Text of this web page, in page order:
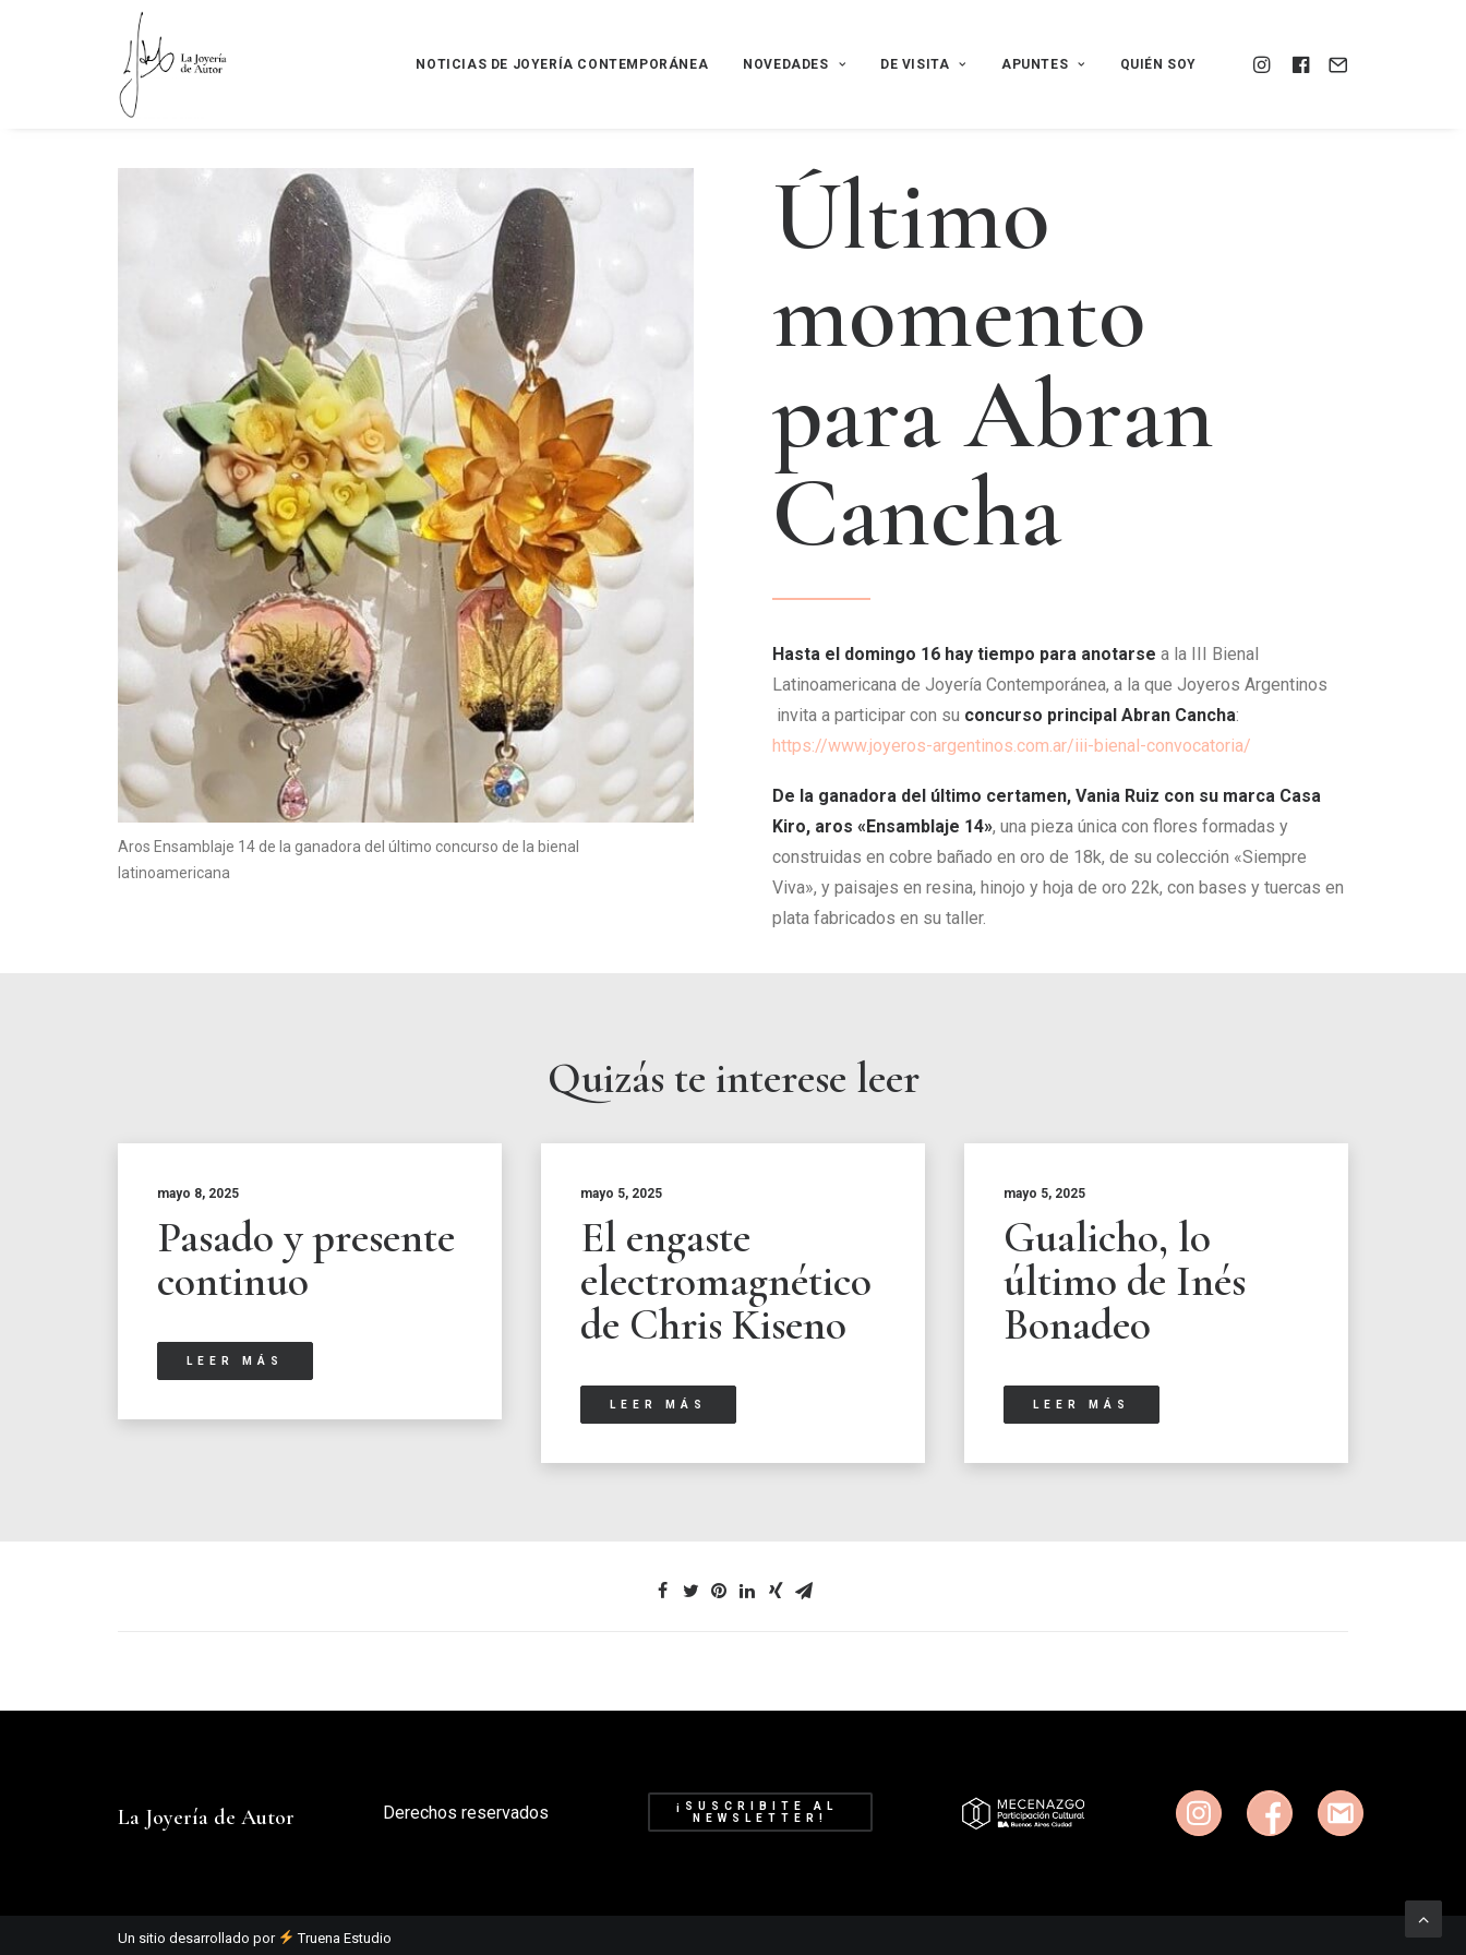
NOTICIAS DE JOYERÍA CONTEMPORÁNEA NOVEDADES DE VISITA APUNTES QUIÉN SOY
Aros Ensamblaje 14 de la ganadora del último concurso de la bienal
latinoamericana
Último
momento
paraAbran
Cancha
Hasta el domingo 16 hay tiempo para anotarse a la III Bienal
Latinoamericana de Joyería Contemporánea, a la que Joyeros Argentinos
invita a participar con su concurso principal Abran Cancha:
https://www.joyeros-argentinos.com.ar/iii-bienal-convocatoria/
De la ganadora del último certamen, Vania Ruiz con su marca Casa
Kiro, aros «Ensamblaje 14», una pieza única con flores formadas y
construidas en cobre bañado en oro de 18k, de su colección «Siempre
Viva», y paisajes en resina, hinojo y hoja de oro 22k, con bases y tuercas en
plata fabricados en su taller.
Quizás te interese leer
mayo 8, 2025
Pasado y presente
continuo
LEER MÁS
mayo 5, 2025
El engaste
electromagnético
de Chris Kiseno
LEER MÁS
mayo 5, 2025
Gualicho, lo
último de Inés
Bonadeo
LEER MÁS
La Joyería de Autor Derechos reservados
¡SUSCRIBITE AL
NEWSLETTER!
Un sitio desarrollado por Truena Estudio